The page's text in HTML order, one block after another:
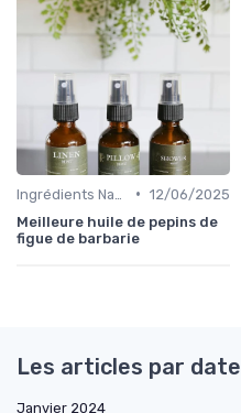
• 12/06/2025
Meilleure huile de pepins de
figue de barbarie
Les articles par date
Janvier 2024